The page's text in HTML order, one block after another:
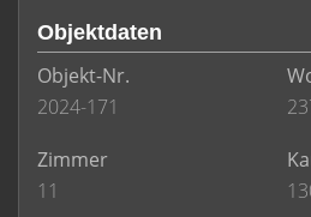
Objektdaten
Objekt-Nr.
2024-171
Zimmer
11